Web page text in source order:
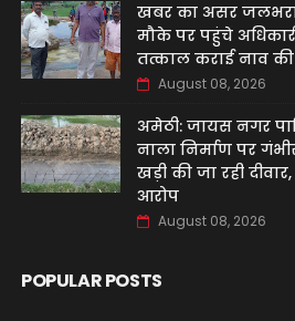
खबर का असर
मौके पर पहुंचे
तत्काल कराई नाव की
August 08, 2026
अमेठी: जायस नगर
नाला निर्माण पर
खड़ी की जा रही
आरोप
August 08, 2026
POPULAR POSTS